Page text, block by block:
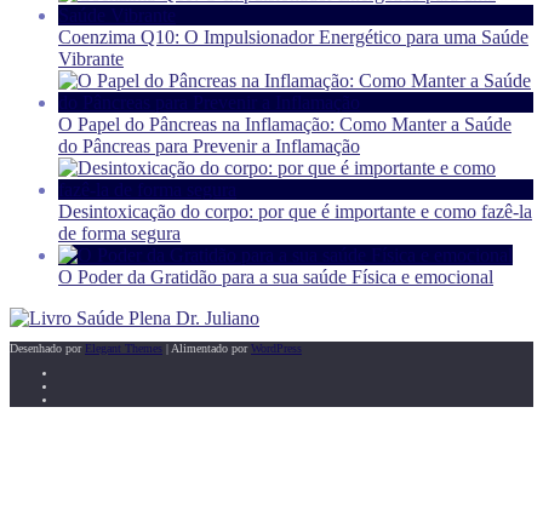
Coenzima Q10: O Impulsionador Energético para uma Saúde
Vibrante
O Papel do Pâncreas na Inflamação: Como Manter a Saúde
do Pâncreas para Prevenir a Inflamação
Desintoxicação do corpo: por que é importante e como fazê-la
de forma segura
O Poder da Gratidão para a sua saúde Física e emocional
Desenhado por Elegant Themes | Alimentado porWordPress